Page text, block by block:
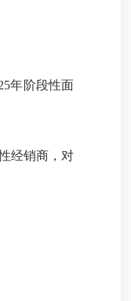
年阶段性面
经销商，对